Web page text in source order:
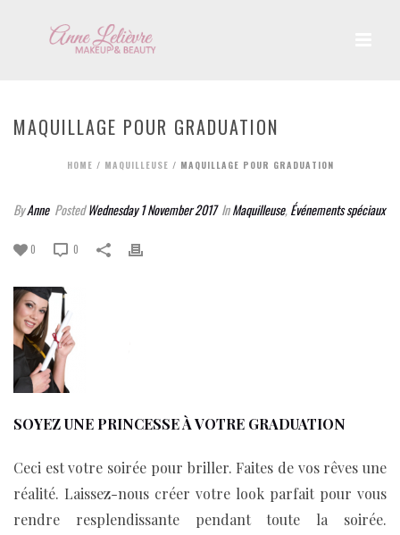
MAQUILLAGE POUR GRADUATION
HOME / MAQUILLEUSE / MAQUILLAGE POUR GRADUATION
ByAnne PostedWednesday 1 November 2017 InMaquilleuse,Événements spéciaux
0 0
SOYEZ UNE PRINCESSE À VOTRE GRADUATION
Ceci est votre soirée pour briller. Faites de vos rêves une
réalité. Laissez-nous créer votre look parfait pour vous
rendre resplendissante pendant toute la soirée.